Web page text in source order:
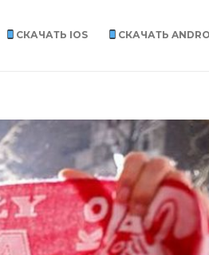
СКАЧАТЬ IOS СКАЧАТЬ